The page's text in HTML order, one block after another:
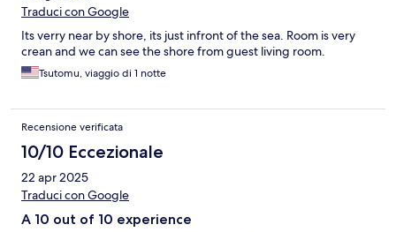
Traduci con Google
Its verry near by shore, its just infront of the sea. Room is very
crean and we can see the shore from guest living room.
Tsutomu, viaggio di 1 notte
Recensione verificata
10/10 Eccezionale
22 apr 2025
Traduci con Google
A 10 out of 10 experience